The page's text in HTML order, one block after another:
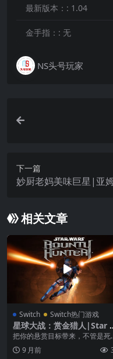
最新版本：: 1.04
金手指：: 无
NS头号玩家
下一篇
妙厨老妈美味巨星|亚
相关文章
Switch Switch热门游戏
星球大战：赏金猎人|Star
rs: Bounty Hunter中文
把你的悬赏目标带来，不管是死
活 让狩猎开始吧 在这款经典第三
称动作冒险游戏中...
9 月前